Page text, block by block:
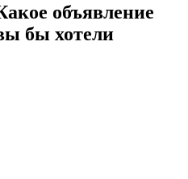
объявление
бы хотели